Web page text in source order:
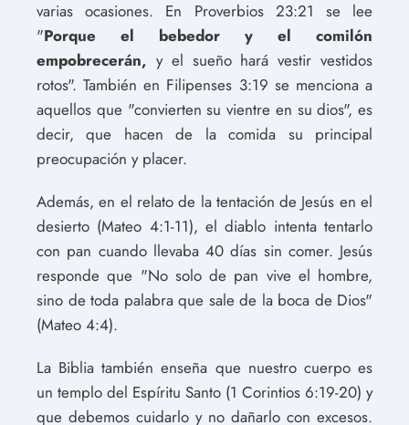
varias ocasiones. En Proverbios 23:21 se lee
"Porque el bebedor y el comilón
empobrecerán, y el sueño hará vestir vestidos
rotos". También en Filipenses 3:19 se menciona a
aquellos que "convierten su vientre en su dios", es
decir, que hacen de la comida su principal
preocupación y placer.
Además, en el relato de la tentación de Jesús en el
desierto (Mateo 4:1-11), el diablo intenta tentarlo
con pan cuando llevaba 40 días sin comer. Jesús
responde que "No solo de pan vive el hombre,
sino de toda palabra que sale de la boca de Dios"
(Mateo 4:4).
La Biblia también enseña que nuestro cuerpo es
un templo del Espíritu Santo (1 Corintios 6:19-20) y
que debemos cuidarlo y no dañarlo con excesos.